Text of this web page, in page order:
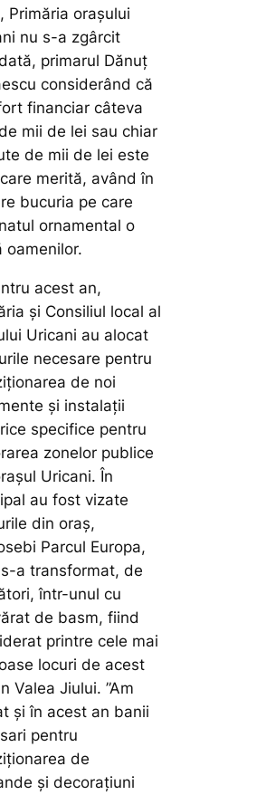
Primăria orașului
nu s-a zgârcit
primarul Dănuț
considerând că
financiar câteva
mii de lei sau chiar
de mii de lei este
merită, având în
bucuria pe care
ornamental o
oamenilor.
acest an,
și Consiliul local al
Uricani au alocat
necesare pentru
de noi
și instalații
specifice pentru
zonelor publice
Uricani. În
au fost vizate
din oraș,
Parcul Europa,
a transformat, de
într-unul cu
de basm, fiind
printre cele mai
locuri de acest
Valea Jiului.”Am
și în acest an banii
pentru
de
și decorațiuni